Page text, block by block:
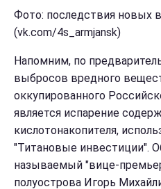
Фото: последствия новых
(vk.com/4s_armjansk)
Напомним, по
выбросов вредного
оккупированного
является испарение
кислотонакопителя,
"Титановые инвестиции".
называемый "вице-
полуострова Игорь